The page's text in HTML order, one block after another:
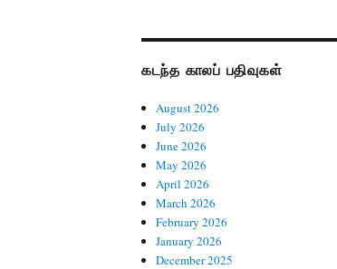
கடந்த காலப் பதிவுகள்
August 2026
July 2026
June 2026
May 2026
April 2026
March 2026
February 2026
January 2026
December 2025